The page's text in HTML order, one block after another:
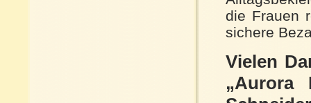
die Frauen
sichere
Vielen
„Aurora